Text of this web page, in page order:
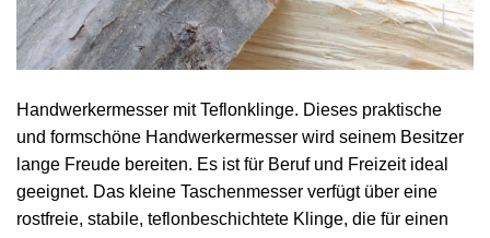
Handwerkermesser mit Teflonklinge. Dieses praktische
und formschöne Handwerkermesser wird seinem Besitzer
lange Freude bereiten. Es ist für Beruf und Freizeit ideal
geeignet. Das kleine Taschenmesser verfügt über eine
rostfreie, stabile, teflonbeschichtete Klinge, die für einen